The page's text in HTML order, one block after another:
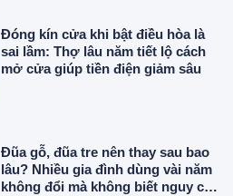
Đóng kín cửa khi bật điều hòa là
sai lầm: Thợ lâu năm tiết lộ cách
mở cửa giúp tiền điện giảm sâu
Đũa gỗ, đũa tre nên thay sau bao
lâu? Nhiều gia đình dùng vài năm
không đổi mà không biết nguy cơ